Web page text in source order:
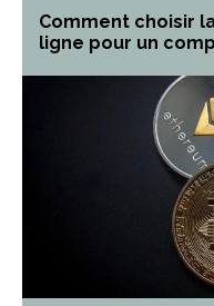
Comment choisir
ligne pour un